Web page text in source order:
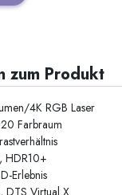
zum Produkt
4K RGB Laser
Farbraum
HDR10+
Erlebnis